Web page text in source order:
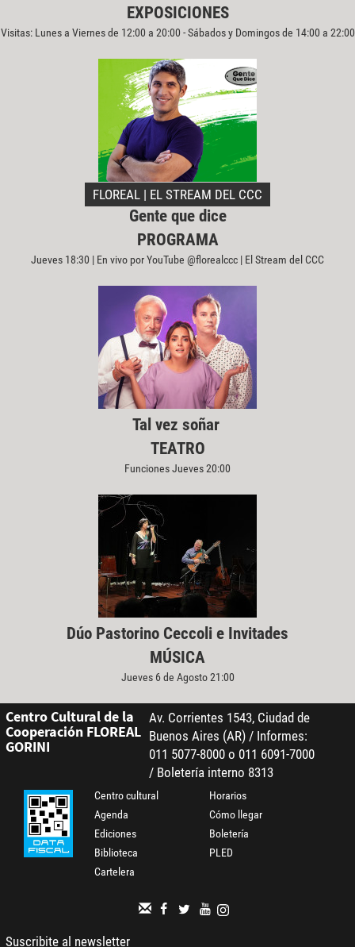
EXPOSICIONES
Visitas: Lunes a Viernes de 12:00 a 20:00 - Sábados y Domingos de 14:00 a 22:00
FLOREAL | EL STREAM DEL CCC
Gente que dice
PROGRAMA
Jueves 18:30 | En vivo por YouTube @florealccc | El Stream del CCC
Tal vez soñar
TEATRO
Funciones Jueves 20:00
Dúo Pastorino Ceccoli e Invitades
MÚSICA
Jueves 6 de Agosto 21:00
Centro Cultural de la
Cooperación FLOREAL
GORINI
Av. Corrientes 1543, Ciudad de
Buenos Aires (AR) / Informes:
011 5077-8000 o 011 6091-7000
/ Boletería interno 8313
Centro cultural
Agenda
Ediciones
Biblioteca
Cartelera
Horarios
Cómo llegar
Boletería
PLED
Suscribite al newsletter